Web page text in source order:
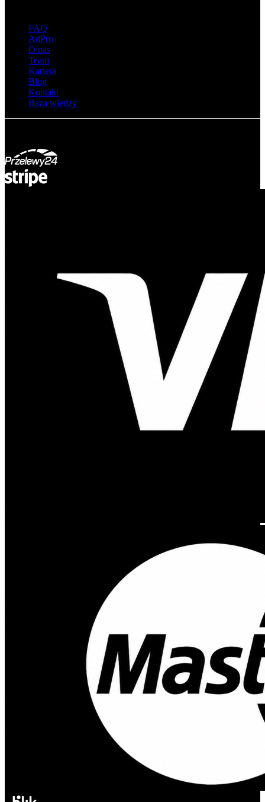
FAQ
AdPro
O nas
Team
Kariera
Blog
Kontakt
Baza wiedzy